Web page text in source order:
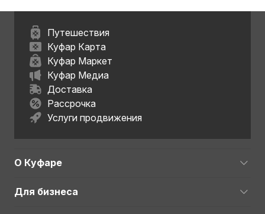
Путешествия
Куфар Карта
Куфар Маркет
Куфар Медиа
Доставка
Рассрочка
Услуги продвижения
О Куфаре
Для бизнеса